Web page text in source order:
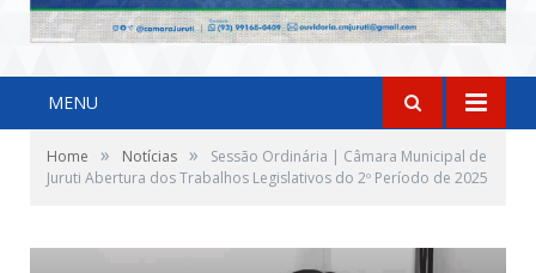
MENU
Home » Notícias »
Sessão Ordinária | Câmara Municipal de
Juruti Abertura dos Trabalhos Legislativos do 2º Período de 2025